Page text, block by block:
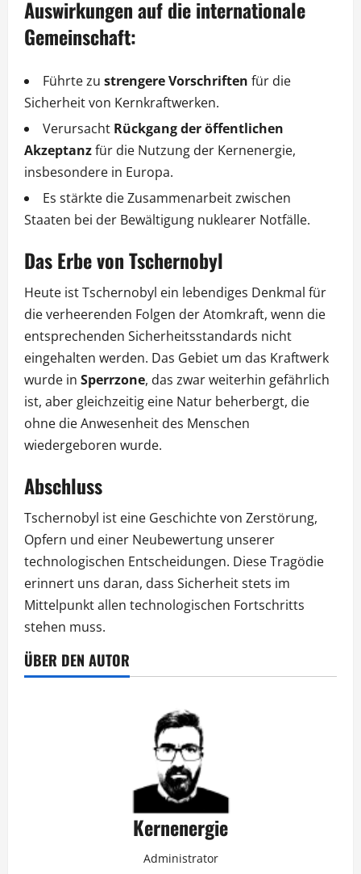
Auswirkungen auf die internationale
Gemeinschaft:
Führte zu strengere Vorschriften für die
Sicherheit von Kernkraftwerken.
Verursacht Rückgang der öffentlichen
Akzeptanzfür die Nutzung der Kernenergie,
insbesondere in Europa.
Es stärkte die Zusammenarbeit zwischen
Staaten bei der Bewältigung nuklearer Notfälle.
Das Erbe von Tschernobyl
Heute ist Tschernobyl ein lebendiges Denkmal für
die verheerenden Folgen der Atomkraft, wenn die
entsprechenden Sicherheitsstandards nicht
eingehalten werden. Das Gebiet um das Kraftwerk
wurde in Sperrzone, das zwar weiterhin gefährlich
ist, aber gleichzeitig eine Natur beherbergt, die
ohne die Anwesenheit des Menschen
wiedergeboren wurde.
Abschluss
Tschernobyl ist eine Geschichte von Zerstörung,
Opfern und einer Neubewertung unserer
technologischen Entscheidungen. Diese Tragödie
erinnert uns daran, dass Sicherheit stets im
Mittelpunkt allen technologischen Fortschritts
stehen muss.
ÜBER DEN AUTOR
Kernenergie
Administrator